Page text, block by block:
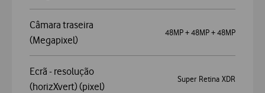
Câmara traseira
(Megapixel)
48MP + 48MP + 48MP
Ecrã - resolução
(horizXvert) (pixel)
Super Retina XDR